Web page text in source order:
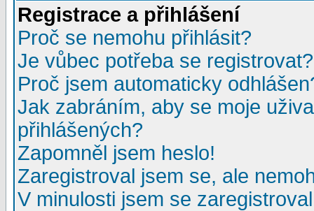
Registrace a přihlášení
Proč se nemohu přihlásit?
Je vůbec potřeba se registrovat?
Proč jsem automaticky
Jak zabráním, aby se moje
přihlášených?
Zapomněl jsem heslo!
Zaregistroval jsem se, ale
V minulosti jsem se